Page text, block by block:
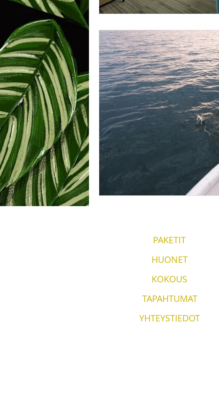
PAKETIT
HUONET
KOKOUS
TAPAHTUMAT
YHTEYSTIEDOT